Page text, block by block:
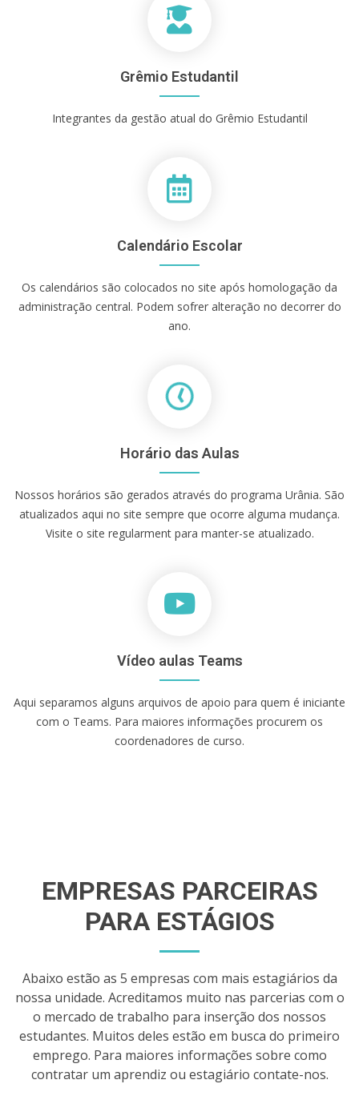
Grêmio Estudantil
Integrantes da gestão atual do Grêmio Estudantil
Calendário Escolar
Os calendários são colocados no site após homologação da
administração central. Podem sofrer alteração no decorrer do
ano.
Horário das Aulas
Nossos horários são gerados através do programa Urânia. São
atualizados aqui no site sempre que ocorre alguma mudança.
Visite o site regularment para manter-se atualizado.
Vídeo aulas Teams
Aqui separamos alguns arquivos de apoio para quem é iniciante
com o Teams. Para maiores informações procurem os
coordenadores de curso.
EMPRESAS PARCEIRAS
PARA ESTÁGIOS
Abaixo estão as 5 empresas com mais estagiários da
nossa unidade. Acreditamos muito nas parcerias com o
o mercado de trabalho para inserção dos nossos
estudantes. Muitos deles estão em busca do primeiro
emprego. Para maiores informações sobre como
contratar um aprendiz ou estagiário contate-nos.